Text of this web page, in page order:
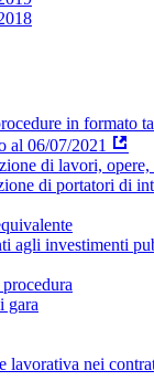
in formato
al 06/07/2021
di lavori,
di portatori di
agli investimenti
gara
lavorativa nei